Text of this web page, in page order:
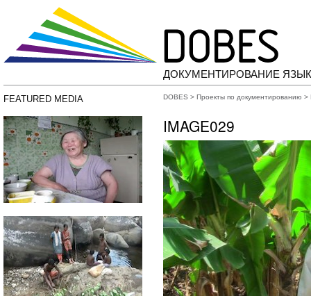
ДОКУМЕНТИРОВАНИЕ
FEATURED MEDIA DOBES > Проекты по документированию >
IMAGE029